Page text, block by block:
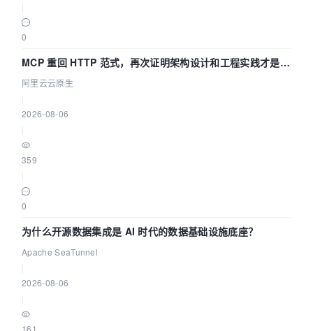
0
MCP 重回 HTTP 范式，再次证明架构设计和工程实践才是稀
缺资源
阿里云云原生
2026-08-06
359
0
为什么开源数据集成是 AI 时代的数据基础设施底座？
Apache SeaTunnel
2026-08-06
161